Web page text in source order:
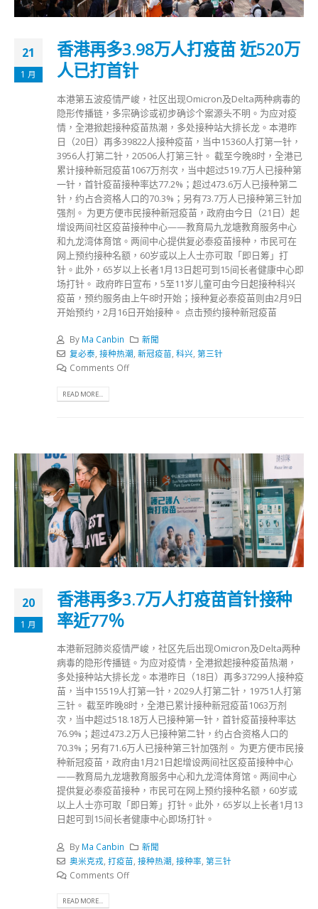
21
1 月
香港再多3.98万人打疫苗 近520万
人已打首针
本港第五波疫情严峻，社区出现Omicron及Delta两种病毒的
隐形传播链，多宗确诊或初步确诊个案源头不明。为应对疫
情，全港掀起接种疫苗热潮，多处接种站大排长龙。本港昨
日（20日）再多39822人接种疫苗，当中15360人打第一针，
3956人打第二针，20506人打第三针。 截至今晚8时，全港已
累计接种新冠疫苗1067万剂次，当中超过519.7万人已接种第
一针，首针疫苗接种率达77.2%；超过473.6万人已接种第二
针，约占合资格人口的70.3%；另有73.7万人已接种第三针加
强剂。 为更方便市民接种新冠疫苗，政府由今日（21日）起
增设两间社区疫苗接种中心——教育局九龙塘教育服务中心
和九龙湾体育馆。两间中心提供复必泰疫苗接种，市民可在
网上预约接种名额，60岁或以上人士亦可取「即日筹」打
针。此外，65岁以上长者1月13日起可到15间长者健康中心即
场打针。 政府昨日宣布，5至11岁儿童可由今日起接种科兴
疫苗，预约服务由上午8时开始；接种复必泰疫苗则由2月9日
开始预约，2月16日开始接种。 点击预约接种新冠疫苗
By Ma Canbin
新聞
复必泰, 接种热潮, 新冠疫苗, 科兴, 第三针
Comments Off
READ MORE...
20
1 月
香港再多3.7万人打疫苗首针接种
率近77％
本港新冠肺炎疫情严峻，社区先后出现Omicron及Delta两种
病毒的隐形传播链。为应对疫情，全港掀起接种疫苗热潮，
多处接种站大排长龙。本港昨日（18日）再多37299人接种疫
苗，当中15519人打第一针，2029人打第二针，19751人打第
三针。 截至昨晚8时，全港已累计接种新冠疫苗1063万剂
次，当中超过518.18万人已接种第一针，首针疫苗接种率达
76.9%；超过473.2万人已接种第二针，约占合资格人口的
70.3%；另有71.6万人已接种第三针加强剂。 为更方便市民接
种新冠疫苗，政府由1月21日起增设两间社区疫苗接种中心
——教育局九龙塘教育服务中心和九龙湾体育馆。两间中心
提供复必泰疫苗接种，市民可在网上预约接种名额，60岁或
以上人士亦可取「即日筹」打针。此外，65岁以上长者1月13
日起可到15间长者健康中心即场打针。
By Ma Canbin
新聞
奥米克戎, 打疫苗 接种热潮 接种率 第三针
Comments Off
READ MORE...